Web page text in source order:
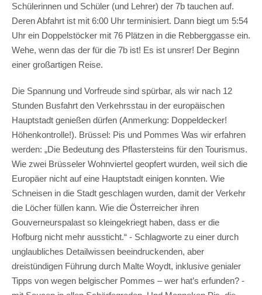
Schülerinnen und Schüler (und Lehrer) der 7b tauchen auf.
Deren Abfahrt ist mit 6:00 Uhr terminisiert. Dann biegt um 5:54
Uhr ein Doppelstöcker mit 76 Plätzen in die Rebberggasse ein.
Wehe, wenn das der für die 7b ist! Es ist unsrer! Der Beginn
einer großartigen Reise.
Die Spannung und Vorfreude sind spürbar, als wir nach 12
Stunden Busfahrt den Verkehrsstau in der europäischen
Hauptstadt genießen dürfen (Anmerkung: Doppeldecker!
Höhenkontrolle!). Brüssel: Pis und Pommes Was wir erfahren
werden: „Die Bedeutung des Pflastersteins für den Tourismus.
Wie zwei Brüsseler Wohnviertel geopfert wurden, weil sich die
Europäer nicht auf eine Hauptstadt einigen konnten. Wie
Schneisen in die Stadt geschlagen wurden, damit der Verkehr
die Löcher füllen kann. Wie die Österreicher ihren
Gouverneurspalast so kleingekriegt haben, dass er die
Hofburg nicht mehr aussticht.“ - Schlagworte zu einer durch
unglaubliches Detailwissen beeindruckenden, aber
dreistündigen Führung durch Malte Woydt, inklusive genialer
Tipps von wegen belgischer Pommes – wer hat’s erfunden? -